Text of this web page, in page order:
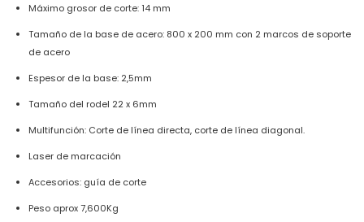
Máximo grosor de corte: 14 mm
Tamaño de la base de acero: 800 x 200 mm con 2 marcos de soporte
de acero
Espesor de la base: 2,5mm
Tamaño del rodel 22 x 6mm
Multifunción: Corte de línea directa, corte de línea diagonal.
Laser de marcación
Accesorios: guía de corte
Peso aprox 7,600Kg